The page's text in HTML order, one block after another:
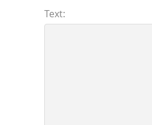
Text: